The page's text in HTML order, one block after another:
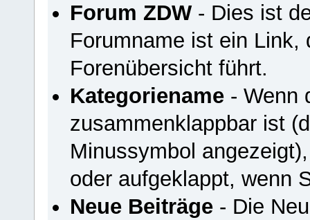
Forum ZDW- Dies ist
Forumname ist ein Link,
Forenübersicht führt.
Kategoriename- Wenn
zusammenklappbar ist
Minussymbol
oder aufgeklappt, wenn
Neue Beiträge- Die